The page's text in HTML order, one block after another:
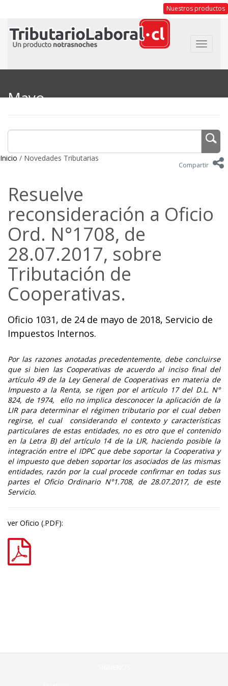
Nuestros productos
Toggle
Mayo
Inicio / Novedades Tributarias
Compartir
Resuelve
reconsideración a Oficio
Ord. N°1708, de
28.07.2017, sobre
Tributación de
Cooperativas.
Oficio 1031, de 24 de mayo de 2018, Servicio de
Impuestos Internos.
Por las razones anotadas precedentemente, debe concluirse
que si bien las Cooperativas de acuerdo al inciso final del
artículo 49 de la Ley General de Cooperativas en materia de
Impuesto a la Renta, se rigen por el artículo 17 del D.L. N°
824, de 1974, ello no implica desconocer la aplicación de la
LIR para determinar el régimen tributario por el cual deben
regirse, el cual considerando el contexto y características
particulares de estas entidades, no es otro que el contenido
en la Letra B) del artículo 14 de la LIR, haciendo posible la
integración entre el IDPC que debe soportar la Cooperativa y
el impuesto que deben soportar los asociados de las mismas
entidades, razón por la cual procede confirmar en todas sus
partes el Oficio Ordinario N°1.708, de 28.07.2017, de este
Servicio.
ver Oficio (.PDF):